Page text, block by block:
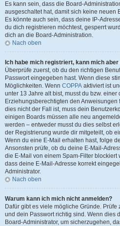
Es kann sein, dass die Board-
ausgeschaltet hat, damit sich keine neuen
Es könnte auch sein, dass deine IP-
du dich registrieren möchtest, gesperrt
dich an die Board-Administration.
Nach oben
Ich habe mich registriert, kann mich
Überprüfe zuerst, ob du den richtigen
Passwort eingegeben hast. Wenn diese
Möglichkeiten. Wenn COPPA aktiviert ist
unter 13 Jahre alt bist, musst du bzw.
Erziehungsberechtigten den
dies nicht der Fall ist, muss dein
einigen Boards müssen alle neu
werden – entweder musst du dies selbst
der Registrierung wurde dir mitgeteilt, ob
Wenn du eine E-Mail erhalten hast, folge
Ansonsten prüfe, ob du deine E-Mail-
die E-Mail von einem Spam-Filter blockiert
dass deine E-Mail-Adresse korrekt
Administrator.
Nach oben
Warum kann ich mich nicht anmelden?
Dafür gibt es viele mögliche Gründe.
und dein Passwort richtig sind. Wenn dies
Board-Administrator, um sicherzugehen,